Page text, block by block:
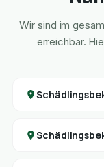
Wir sind im
erreichbar.